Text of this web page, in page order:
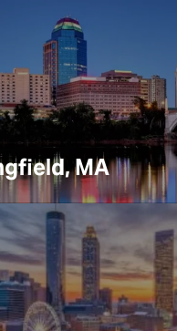
MA